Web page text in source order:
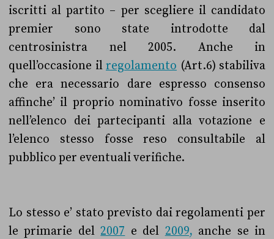
iscritti al partito – per scegliere il candidato
premier sono state introdotte dal
centrosinistra nel 2005. Anche in
quell’occasione il regolamento (Art.6) stabiliva
che era necessario dare espresso consenso
affinche’ il proprio nominativo fosse inserito
nell’elenco dei partecipanti alla votazione e
l’elenco stesso fosse reso consultabile al
pubblico per eventuali verifiche.
Lo stesso e’ stato previsto dai regolamenti per
le primarie del2007 e del 2009, anche se in